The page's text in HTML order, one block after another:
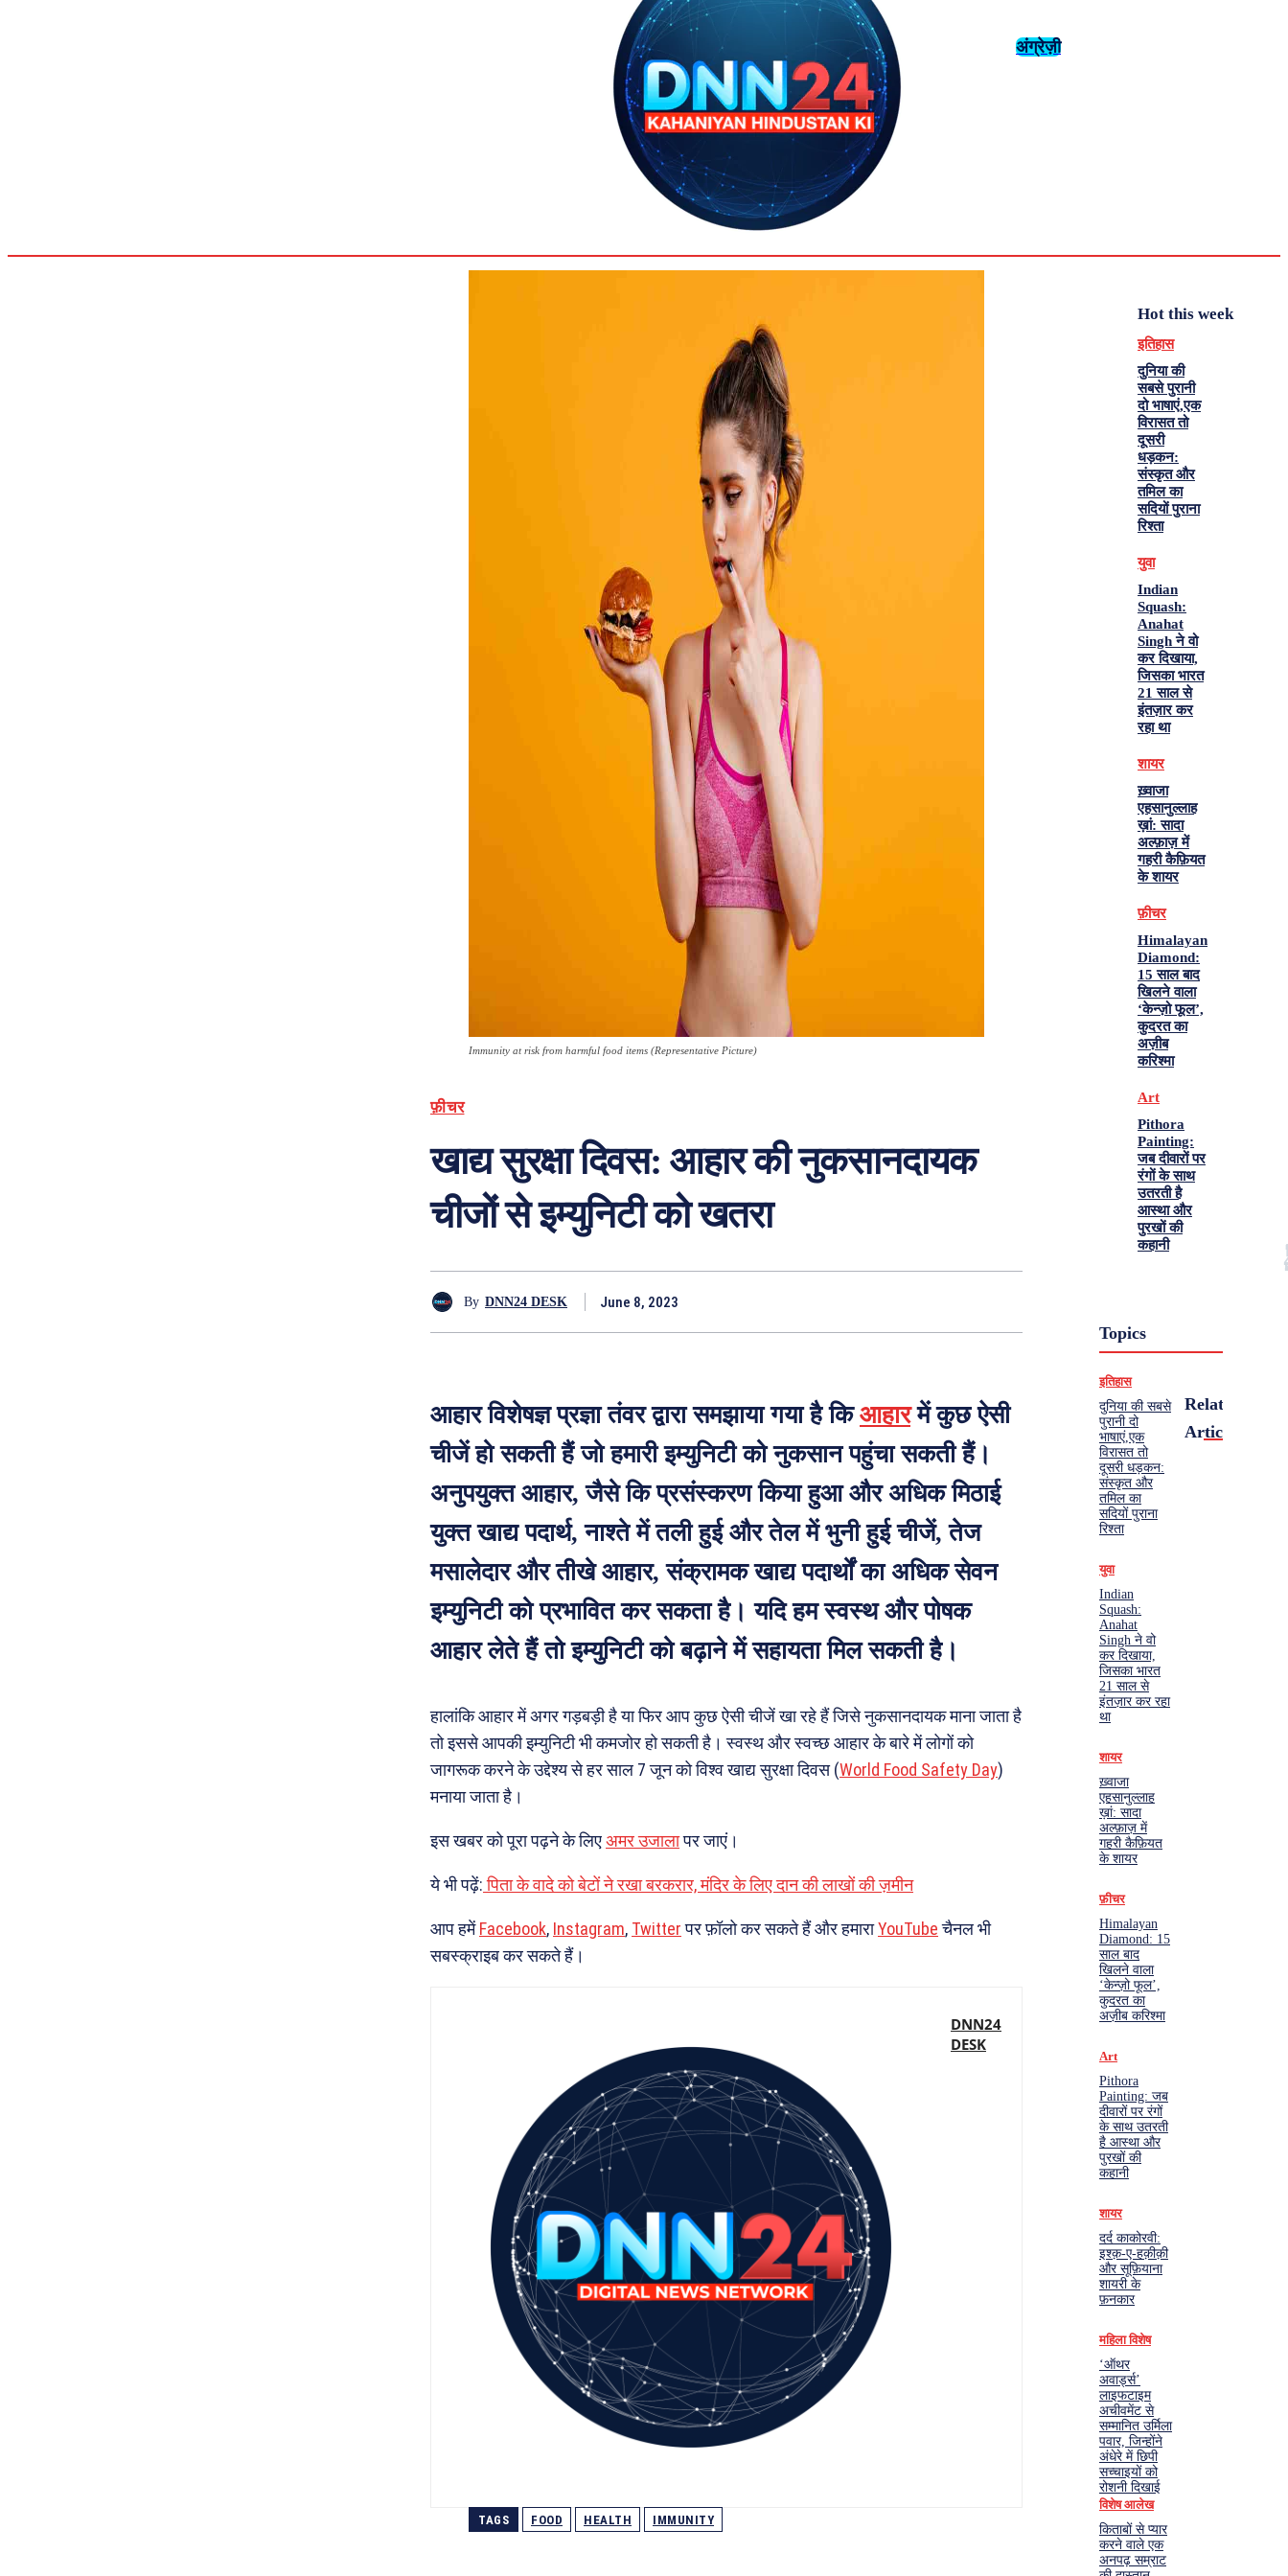
अंग्रेज़ी
Immunity at risk from harmful food items (Representative Picture)
फ़ीचर
खाद्य सुरक्षा दिवस: आहार की नुकसानदायक
चीजों से इम्युनिटी को खतरा
By DNN24 DESK June 8, 2023
आहार विशेषज्ञ प्रज्ञा तंवर द्वारा समझाया गया है किआहारमें कुछ ऐसी
चीजें हो सकती हैं जो हमारी इम्युनिटी को नुकसान पहुंचा सकती हैं।
अनुपयुक्त आहार, जैसे कि प्रसंस्करण किया हुआ और अधिक मिठाई
युक्त खाद्य पदार्थ, नाश्ते में तली हुई और तेल में भुनी हुई चीजें, तेज
मसालेदार और तीखे आहार, संक्रामक खाद्य पदार्थों का अधिक सेवन
इम्युनिटी को प्रभावित कर सकता है। यदि हम स्वस्थ और पोषक
आहार लेते हैं तो इम्युनिटी को बढ़ाने में सहायता मिल सकती है।
हालांकि आहार में अगर गड़बड़ी है या फिर आप कुछ ऐसी चीजें खा रहे हैं जिसे नुकसानदायक माना जाता है
तो इससे आपकी इम्युनिटी भी कमजोर हो सकती है। स्वस्थ और स्वच्छ आहार के बारे में लोगों को
जागरूक करने के उद्देश्य से हर साल 7 जून को विश्व खाद्य सुरक्षा दिवस (World Food Safety Day)
मनाया जाता है।
इस खबर को पूरा पढ़ने के लिएअमर उजालापर जाएं।
ये भी पढ़ें:पिता के वादे को बेटों ने रखा बरकरार, मंदिर के लिए दान की लाखों की ज़मीन
आप हमेंFacebook, Instagram, Twitterपर फ़ॉलो कर सकते हैं और हमाराYouTubeचैनल भी
सबस्क्राइब कर सकते हैं।
DNN24
DESK
TAGS FOOD HEALTH IMMUNITY
Hot this week
इतिहास
दुनिया की
सबसे पुरानी
दो भाषाएं,एक
विरासत तो
दूसरी
धड़कन:
संस्कृत और
तमिल का
सदियों पुराना
रिश्ता
युवा
Indian
Squash:
Anahat
Singh ने वो
कर दिखाया,
जिसका भारत
21 साल से
इंतज़ार कर
रहा था
शायर
ख़्वाजा
एहसानुल्लाह
ख़ां: सादा
अल्फ़ाज़ में
गहरी कैफ़ियत
के शायर
फ़ीचर
Himalayan
Diamond:
15 साल बाद
खिलने वाला
‘केन्ज़ो फूल’,
कुदरत का
अज़ीब
करिश्मा
Art
Pithora
Painting:
जब दीवारों पर
रंगों के साथ
उतरती है
आस्था और
पुरखों की
कहानी
Topics
इतिहास
दुनिया की सबसे
पुरानी दो
भाषाएं,एक
विरासत तो
दूसरी धड़कन:
संस्कृत और
तमिल का
सदियों पुराना
रिश्ता
युवा
Indian
Squash:
Anahat
Singh ने वो
कर दिखाया,
जिसका भारत
21 साल से
इंतज़ार कर रहा
था
शायर
ख़्वाजा
एहसानुल्लाह
ख़ां: सादा
अल्फ़ाज़ में
गहरी कैफ़ियत
के शायर
फ़ीचर
Himalayan
Diamond: 15
साल बाद
खिलने वाला
‘केन्ज़ो फूल’,
कुदरत का
अज़ीब करिश्मा
Art
Pithora
Painting: जब
दीवारों पर रंगों
के साथ उतरती
है आस्था और
पुरखों की
कहानी
शायर
दर्द काकोरवी:
इश्क़-ए-हक़ीक़ी
और सूफ़ियाना
शायरी के
फ़नकार
महिला विशेष
‘ऑथर
अवार्ड्स’
लाइफटाइम
अचीवमेंट से
सम्मानित उर्मिला
पवार, जिन्होंने
अंधेरे में छिपी
सच्चाइयों को
रोशनी दिखाई
विशेष आलेख
किताबों से प्यार
करने वाले एक
अनपढ़ सम्राट
Related
Articles